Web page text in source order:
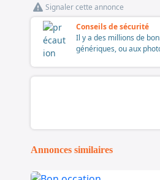
Signaler cette annonce
Conseils de sécurité
Il y a des millions de
génériques, ou aux
Annonces similaires